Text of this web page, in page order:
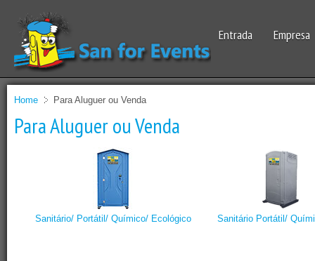
Entrada Empresa
Home Para Aluguer ou Venda
Para Aluguer ou Venda
Sanitário/ Portátil/ Químico/ Ecológico Sanitário Portátil/